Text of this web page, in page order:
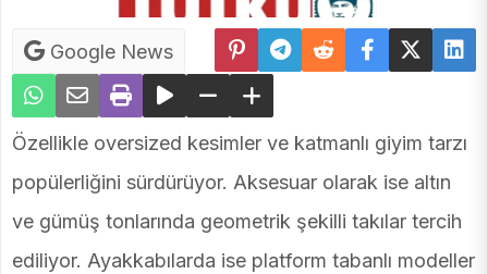
Google News
Özellikle oversized kesimler ve katmanlı giyim tarzı
popülerliğini sürdürüyor. Aksesuar olarak ise altın
ve gümüş tonlarında geometrik şekilli takılar tercih
ediliyor. Ayakkabılarda ise platform tabanlı modeller